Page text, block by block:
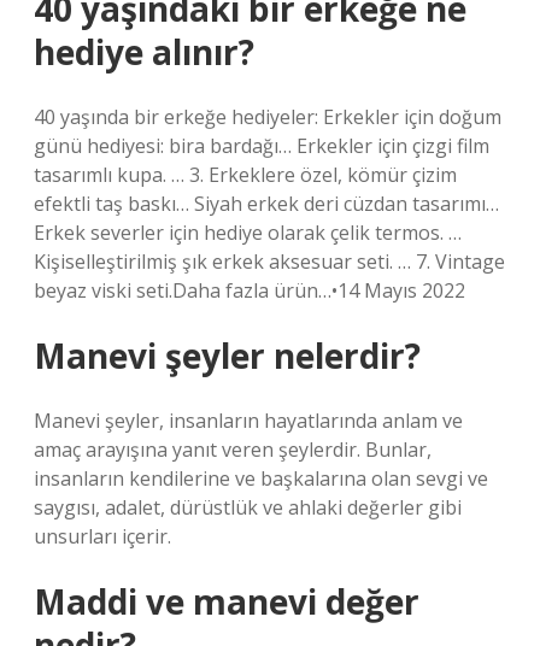
hediye alınır?
40 yaşında bir erkeğe hediyeler: Erkekler için doğum
günü hediyesi: bira bardağı… Erkekler için çizgi film
tasarımlı kupa. … 3. Erkeklere özel, kömür çizim
efektli taş baskı… Siyah erkek deri cüzdan tasarımı…
Erkek severler için hediye olarak çelik termos. …
Kişiselleştirilmiş şık erkek aksesuar seti. … 7. Vintage
beyaz viski seti.Daha fazla ürün…•14 Mayıs 2022
Manevi şeyler nelerdir?
Manevi şeyler, insanların hayatlarında anlam ve
amaç arayışına yanıt veren şeylerdir. Bunlar,
insanların kendilerine ve başkalarına olan sevgi ve
saygısı, adalet, dürüstlük ve ahlaki değerler gibi
unsurları içerir.
Maddi ve manevi değer